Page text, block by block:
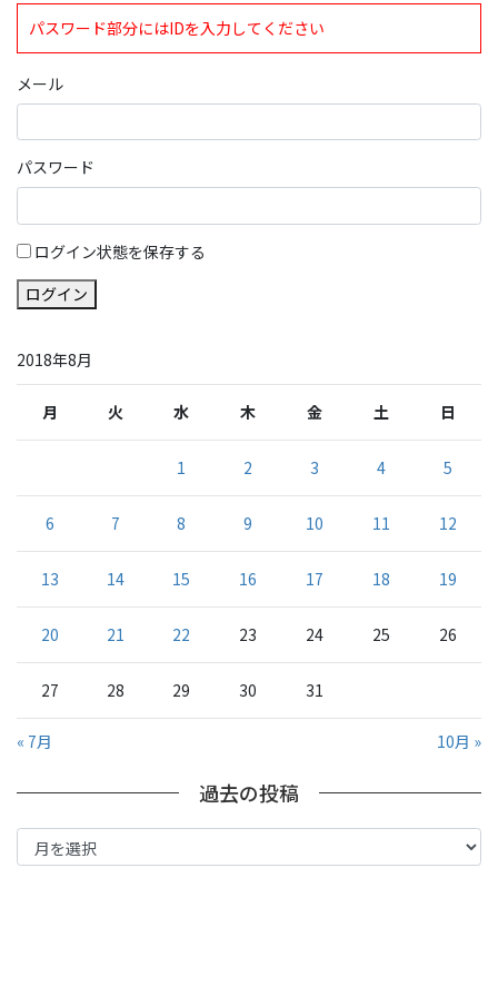
パスワード部分にはIDを入力してください
メール
パスワード
ログイン状態を保存する
ログイン
2018年8月
月 火 水 木 金 土 日
1 2 3 4 5
6 7 8 9 10 11 12
13 14 15 16 17 18 19
20 21 22 23 24 25 26
27 28 29 30 31
« 7月 10月 »
過去の投稿
去